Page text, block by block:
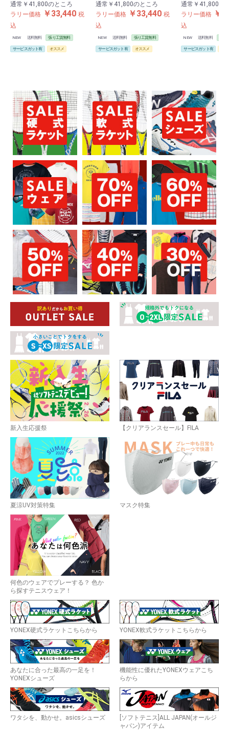
通常 ￥41,800のところ
ラリー価格 ￥33,440 税
込
NEW 送料無料 張り工賃無料
サービスガット有 オススメ
通常 ￥41,800のところ
ラリー価格 ￥33,440税
込
NEW 送料無料 張り工賃無料
サービスガット有 オススメ
通常 ￥41,800
ラリー価格 ￥
込
NEW 送料無料
サービスガット有
新入生応援祭 【クリアランスセール】FILA
夏涼UV対策特集 マスク特集
何色のウェアでプレーする？ 色か
ら探すテニスウェア！
YONEX硬式ラケットこちらから YONEX軟式ラケットこちらから
あなたに合った最高の一足を！
YONEXシューズ
機能性に優れたYONEXウェアこち
らから
ワタシを、動かせ。asicsシューズ
[ソフトテニス]ALL JAPAN(オールジ
ャパン)アイテム